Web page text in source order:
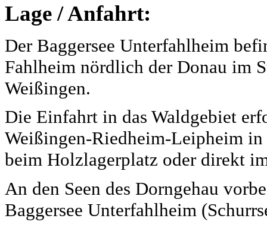
Lage / Anfahrt:
Der Baggersee Unterfahlheim
Fahlheim nördlich der Donau im
Weißingen.
Die Einfahrt in das Waldgebiet
Weißingen-Riedheim-Leipheim
beim Holzlagerplatz oder direkt
An den Seen des Dorngehau
Baggersee Unterfahlheim